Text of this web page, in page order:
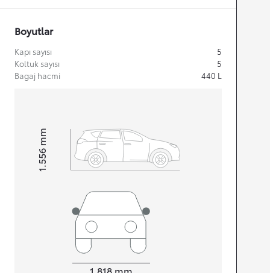
Boyutlar
Kapı sayısı
5
Koltuk sayısı
5
Bagaj hacmi
440 L
Height1.556
mm
Width